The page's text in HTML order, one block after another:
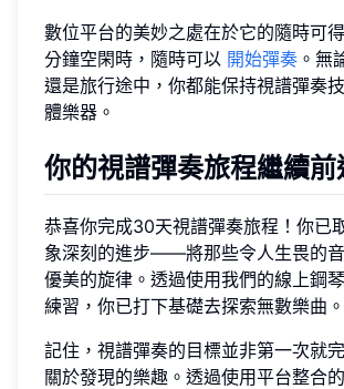
數位平台的美妙之處在於它的隨時可
分鐘空閑時，隨時可以 開始彈奏 。無
還是旅行途中，你都能保持視譜彈奏
體樂器。
你的視譜彈奏旅程繼續前
恭喜你完成30天視譜彈奏旅程！你已
象深刻的進步——將那些令人生畏的
優美的旋律。透過使用我們的線上鋼
練習，你已打下基礎去探索無數樂曲。
記住，視譜彈奏的目標並非第一次就
關於發現的樂趣。透過使用平台整合